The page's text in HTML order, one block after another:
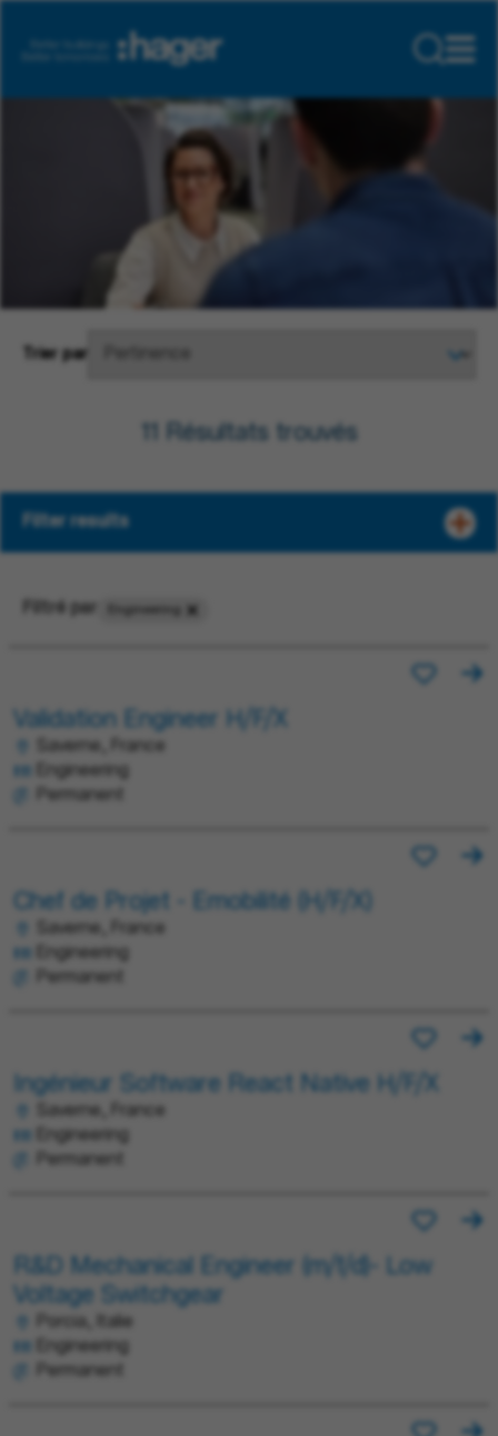
Trier par
Résultats trouvés
Filter results
Filtré par
Validation Engineer H/F/X
Saverne, France
Engineering
Permanent
Chef de Projet - Emobilité (H/F/X)
Saverne, France
Engineering
Permanent
Ingénieur Software React Native H/F/X
Saverne, France
Engineering
Permanent
R&D Mechanical Engineer (m/f/d)- Low
Voltage Switchgear
Porcia, Italie
Engineering
Permanent